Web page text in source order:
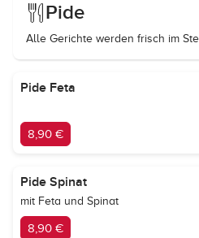
Pide
Alle Gerichte werden frisch im
Pide Feta
8,90 €
Pide Spinat
mit Feta und Spinat
8,90 €